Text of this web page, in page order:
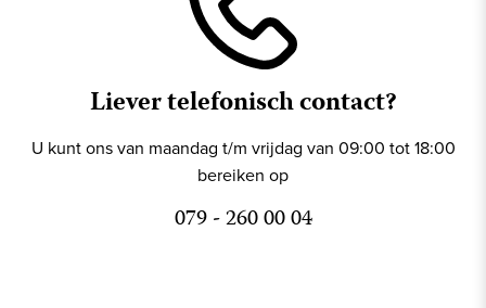
Liever telefonisch contact?
U kunt ons van maandag t/m vrijdag van 09:00 tot 18:00
bereiken op
079 - 260 00 04